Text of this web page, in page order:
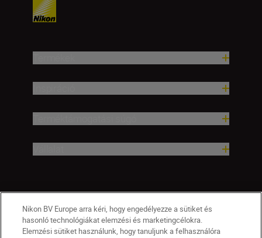
Nikon BV Europe arra kéri, hogy engedélyezze a sütiket és
hasonló technológiákat elemzési és marketingcélokra.
Elemzési sütiket használunk, hogy tanuljunk a felhasználóra